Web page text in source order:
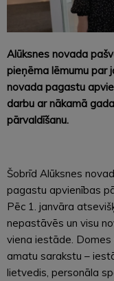
Alūksnes novada
pieņēma lēmumu par
novada pagastu
darbu ar nākamā
pārvaldīšanu.
Šobrīd Alūksnes
pagastu apvienības
Pēc 1. janvāra
nepastāvēs un visu
viena iestāde.
amatu sarakstu –
lietvedis, personāla